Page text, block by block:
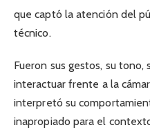
que captó la atención del
técnico.
Fueron sus gestos, su tono,
interactuar frente a la
interpretó su
inapropiado para el